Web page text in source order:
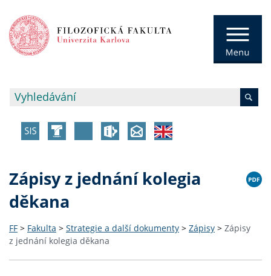
Zápisy z jednání kolegia
děkana
FF > Fakulta > Strategie a další dokumenty > Zápisy > Zápisy
z jednání kolegia děkana